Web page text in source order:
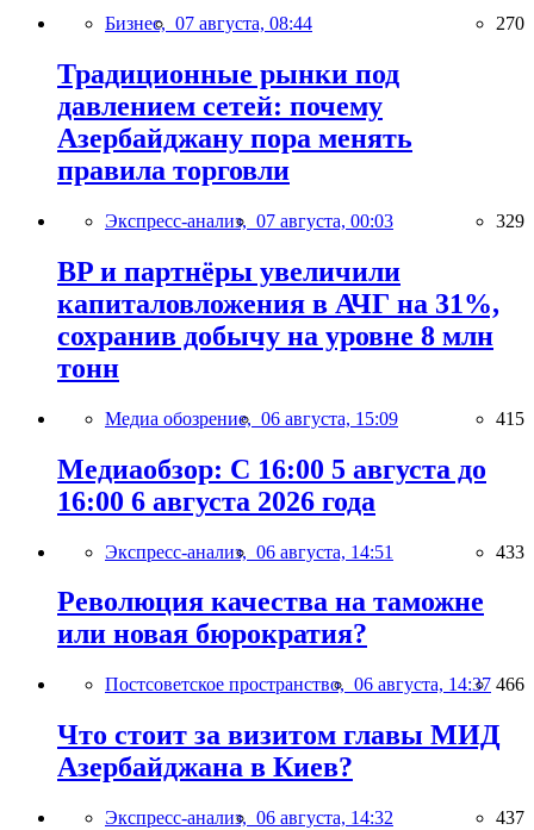
Бизнес, 07 августа, 08:44 270
Традиционные рынки под
давлением сетей: почему
Азербайджану пора менять
правила торговли
Экспресс-анализ, 07 августа, 00:03 329
BP и партнёры увеличили
капиталовложения в АЧГ на 31%,
сохранив добычу на уровне 8 млн
тонн
Медиа обозрение, 06 августа, 15:09 415
Медиаобзор: С 16:00 5 августа до
16:00 6 августа 2026 года
Экспресс-анализ, 06 августа, 14:51 433
Революция качества на таможне
или новая бюрократия?
Постсоветское пространство, 06 августа, 14:37 466
Что стоит за визитом главы МИД
Азербайджана в Киев?
Экспресс-анализ, 06 августа, 14:32 437